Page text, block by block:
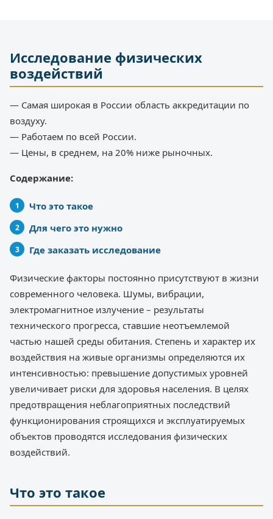
Исследование физических
воздействий
— Самая широкая в России область аккредитации по
воздуху.
— Работаем по всей России.
— Цены, в среднем, на 20% ниже рыночных.
Содержание:
Что это такое
Для чего это нужно
Где заказать исследование
Физические факторы постоянно присутствуют в жизни
современного человека. Шумы, вибрации,
электромагнитное излучение – результаты
технического прогресса, ставшие неотъемлемой
частью нашей среды обитания. Степень и характер их
воздействия на живые организмы определяются их
интенсивностью: превышение допустимых уровней
увеличивает риски для здоровья населения. В целях
предотвращения неблагоприятных последствий
функционирования строящихся и эксплуатируемых
объектов проводятся исследования физических
воздействий.
Что это такое